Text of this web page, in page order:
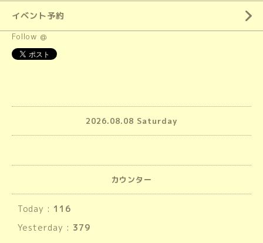
イベント予約
Follow @
2026.08.08 Saturday
カウンター
Today : 116
Yesterday : 379